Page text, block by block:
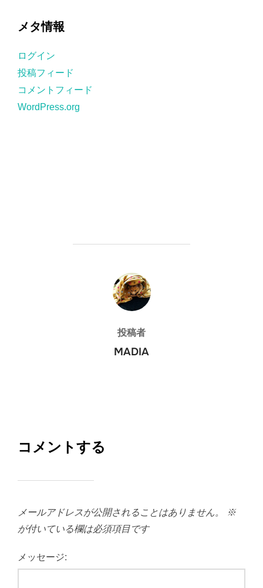
ー
メタ情報
ログイン
投稿フィード
コメントフィード
WordPress.org
投稿者
投稿者
MADIA
コメントする
メールアドレスが公開されることはありません。
※
が付いている欄は必須項目です
メッセージ: